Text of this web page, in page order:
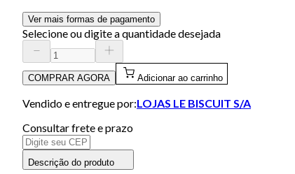
Ver mais formas de pagamento
Selecione ou digite a quantidade desejada
COMPRAR AGORA Adicionar ao carrinho
Vendido e entregue por:LOJAS LE BISCUIT S/A
Consultar frete e prazo
Descrição do produto